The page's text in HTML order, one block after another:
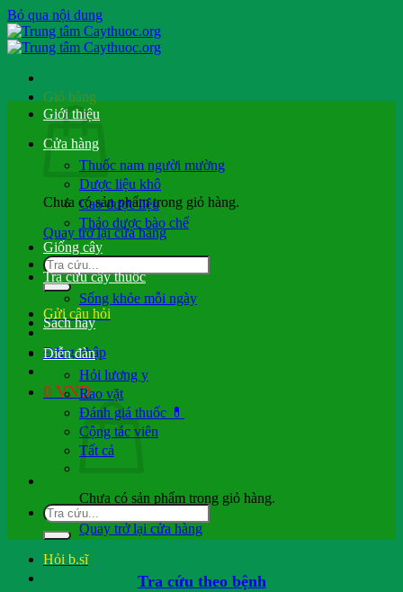
Bỏ qua nội dung
Giỏ hàng
Chưa có sản phẩm trong giỏ hàng.
Quay trở lại cửa hàng
Gửi câu hỏi
Đăng nhập
0 VND
Chưa có sản phẩm trong giỏ hàng.
Quay trở lại cửa hàng
Hỏi b.sĩ
Giới thiệu
Cửa hàng
Thuốc nam người mường
Dược liệu khô
Cao dược liệu
Thảo dược bào chế
Giống cây
Tra cứu cây thuốc
Sống khỏe mỗi ngày
Sách hay
Diễn đàn
Hỏi lương y
Rao vặt
Đánh giá thuốc 💊
Cộng tác viên
Tất cả
Tra cứu theo bệnh